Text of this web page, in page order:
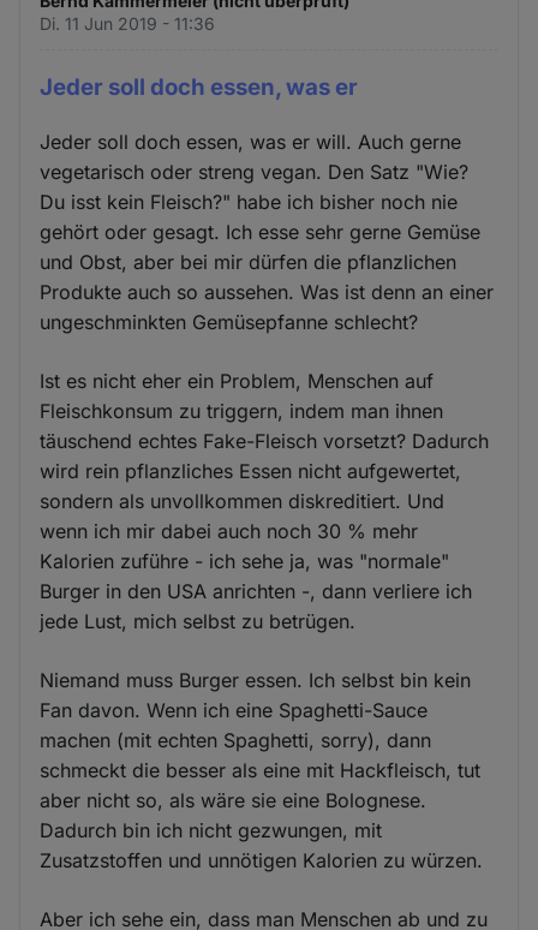
Di. 11 Jun 2019 - 11:36
Jeder soll doch essen, was er
Jeder soll doch essen, was er will. Auch gerne
vegetarisch oder streng vegan. Den Satz "Wie?
Du isst kein Fleisch?" habe ich bisher noch nie
gehört oder gesagt. Ich esse sehr gerne Gemüse
und Obst, aber bei mir dürfen die pflanzlichen
Produkte auch so aussehen. Was ist denn an einer
ungeschminkten Gemüsepfanne schlecht?
Ist es nicht eher ein Problem, Menschen auf
Fleischkonsum zu triggern, indem man ihnen
täuschend echtes Fake-Fleisch vorsetzt? Dadurch
wird rein pflanzliches Essen nicht aufgewertet,
sondern als unvollkommen diskreditiert. Und
wenn ich mir dabei auch noch 30 % mehr
Kalorien zuführe - ich sehe ja, was "normale"
Burger in den USA anrichten -, dann verliere ich
jede Lust, mich selbst zu betrügen.
Niemand muss Burger essen. Ich selbst bin kein
Fan davon. Wenn ich eine Spaghetti-Sauce
machen (mit echten Spaghetti, sorry), dann
schmeckt die besser als eine mit Hackfleisch, tut
aber nicht so, als wäre sie eine Bolognese.
Dadurch bin ich nicht gezwungen, mit
Zusatzstoffen und unnötigen Kalorien zu würzen.
Aber ich sehe ein, dass man Menschen ab und zu